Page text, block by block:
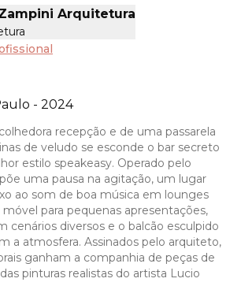
Arquitetura
- 2024
recepção e de uma passarela
de veludo se esconde o bar secreto
estilo speakeasy. Operado pelo
uma pausa na agitação, um lugar
ao som de boa música em lounges
móvel para pequenas apresentações,
cenários diversos e o balcão esculpido
a atmosfera. Assinados pelo arquiteto,
ganham a companhia de peças de
pinturas realistas do artista Lucio